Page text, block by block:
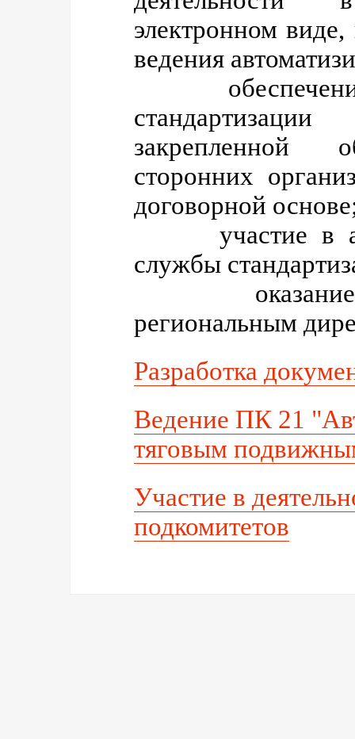
электронном
ведения
закрепленной
сторонних
договорной
участие в
службы
оказание
региональным
Разработка
Ведение ПК 21
тяговым
Участие в
подкомитетов